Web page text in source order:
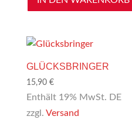
GLÜCKSBRINGER
15,90 €
Enthält 19% MwSt. DE
zzgl. Versand